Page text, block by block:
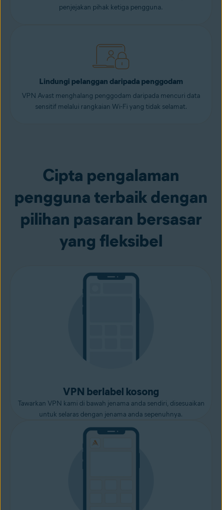
penjejakan pihak ketiga pengguna.
Lindungi pelanggan daripada penggodam
VPN Avast menghalang penggodam daripada mencuri data
sensitif melalui rangkaian Wi-Fi yang tidak selamat.
Cipta pengalaman
pengguna terbaik dengan
pilihan pasaran bersasar
yang fleksibel
VPN berlabel kosong
Tawarkan VPN kami di bawah jenama anda sendiri, disesuaikan
untuk selaras dengan jenama anda sepenuhnya.